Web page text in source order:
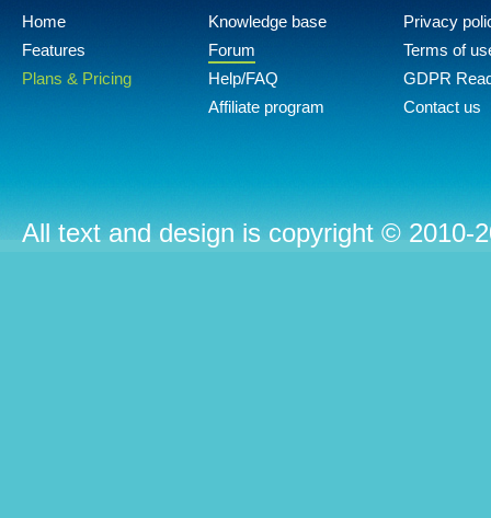
Home
Features
Plans & Pricing
Knowledge base
Forum
Help/FAQ
Affiliate program
Privacy
Terms of
GDPR
Contact us
All text and design is copyright © 2010-